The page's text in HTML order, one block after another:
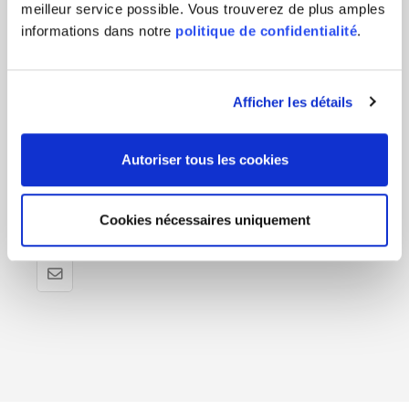
meilleur service possible. Vous trouverez de plus amples
informations dans notre politique de confidentialité.
Afficher les détails
Autoriser tous les cookies
Cookies nécessaires uniquement